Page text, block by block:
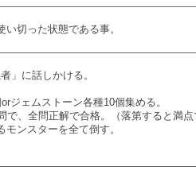
切った状態である事。
」に話しかける。
ジェムストーン各種10個集める。
、全問正解で合格。（落第すると満点
ンスターを全て倒す。